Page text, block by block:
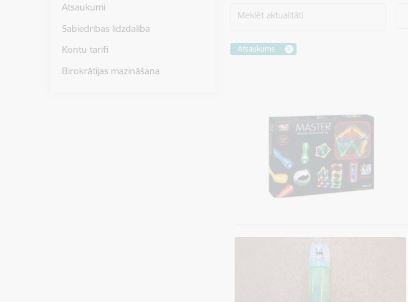
Atsaukumi
Sabiedrības līdzdalība
Kontu tarifi
Birokrātijas mazināšana
Meklēt aktualitāti
Atsaukums